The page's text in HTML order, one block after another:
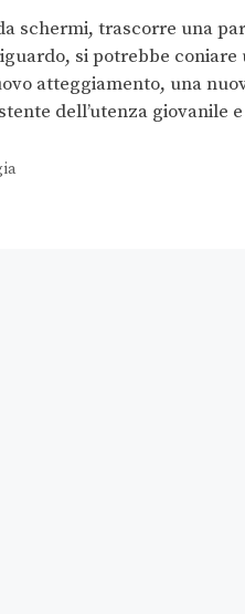
schermi, trascorre una
si potrebbe
atteggiamento, una
dell’utenza giovanile